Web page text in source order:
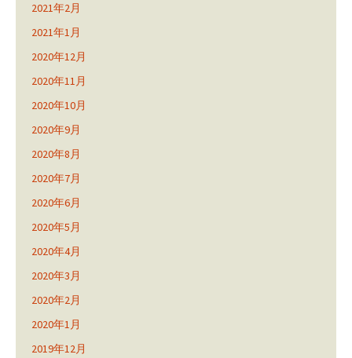
2021年2月
2021年1月
2020年12月
2020年11月
2020年10月
2020年9月
2020年8月
2020年7月
2020年6月
2020年5月
2020年4月
2020年3月
2020年2月
2020年1月
2019年12月